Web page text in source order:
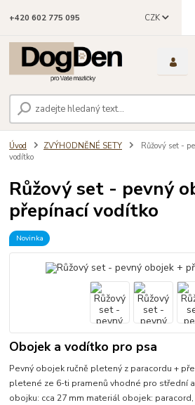
CZK
+420 602 775 095
Úvod ZVÝHODNĚNÉ SETY
Růžový set -
vodítko
Růžový set - pevný
přepínací vodítko
Novinka
Obojek a vodítko pro psa
Pevný obojek ručně pletený z paracordu +
pletené ze 6-ti pramenů vhodné pro střední
obojku: cca 27 mm materiál obojek: